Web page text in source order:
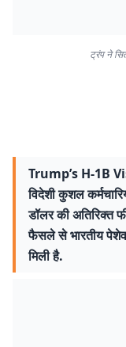
ट्रंप ने
Trump’s H-1B
विदेशी कुशल
डॉलर की अतिरिक्त
फैसले से भारतीय
मिली है.